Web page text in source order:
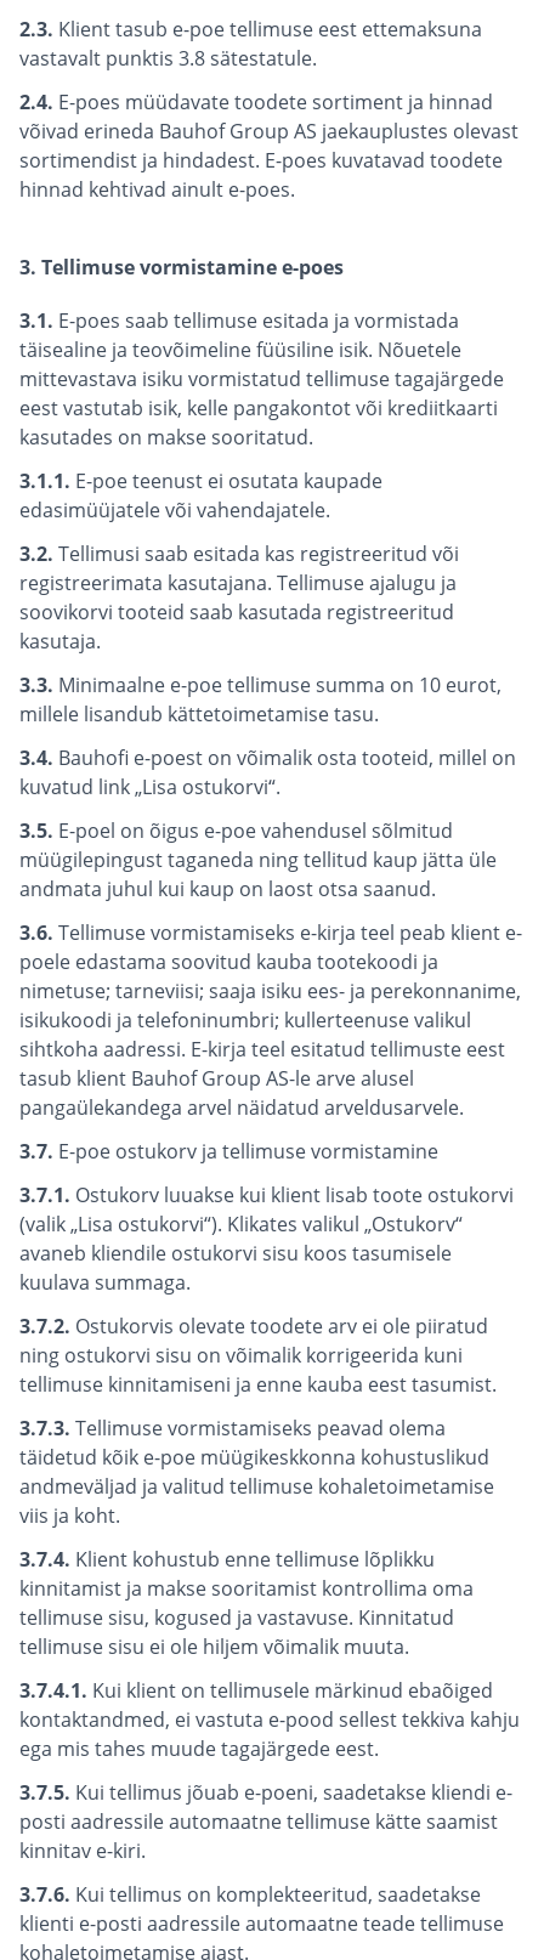
2.3. Klient tasub e-poe tellimuse eest ettemaksuna
vastavalt punktis 3.8 sätestatule.
2.4. E-poes müüdavate toodete sortiment ja hinnad
võivad erineda Bauhof Group AS jaekauplustes olevast
sortimendist ja hindadest. E-poes kuvatavad toodete
hinnad kehtivad ainult e-poes.
3. Tellimuse vormistamine e-poes
3.1. E-poes saab tellimuse esitada ja vormistada
täisealine ja teovõimeline füüsiline isik. Nõuetele
mittevastava isiku vormistatud tellimuse tagajärgede
eest vastutab isik, kelle pangakontot või krediitkaarti
kasutades on makse sooritatud.
3.1.1. E-poe teenust ei osutata kaupade
edasimüüjatele või vahendajatele.
3.2. Tellimusi saab esitada kas registreeritud või
registreerimata kasutajana. Tellimuse ajalugu ja
soovikorvi tooteid saab kasutada registreeritud
kasutaja.
3.3. Minimaalne e-poe tellimuse summa on 10 eurot,
millele lisandub kättetoimetamise tasu.
3.4. Bauhofi e-poest on võimalik osta tooteid, millel on
kuvatud link „Lisa ostukorvi“.
3.5. E-poel on õigus e-poe vahendusel sõlmitud
müügilepingust taganeda ning tellitud kaup jätta üle
andmata juhul kui kaup on laost otsa saanud.
3.6. Tellimuse vormistamiseks e-kirja teel peab klient e-
poele edastama soovitud kauba tootekoodi ja
nimetuse; tarneviisi; saaja isiku ees- ja perekonnanime,
isikukoodi ja telefoninumbri; kullerteenuse valikul
sihtkoha aadressi. E-kirja teel esitatud tellimuste eest
tasub klient Bauhof Group AS-le arve alusel
pangaülekandega arvel näidatud arveldusarvele.
3.7. E-poe ostukorv ja tellimuse vormistamine
3.7.1. Ostukorv luuakse kui klient lisab toote ostukorvi
(valik „Lisa ostukorvi“). Klikates valikul „Ostukorv“
avaneb kliendile ostukorvi sisu koos tasumisele
kuulava summaga.
3.7.2. Ostukorvis olevate toodete arv ei ole piiratud
ning ostukorvi sisu on võimalik korrigeerida kuni
tellimuse kinnitamiseni ja enne kauba eest tasumist.
3.7.3. Tellimuse vormistamiseks peavad olema
täidetud kõik e-poe müügikeskkonna kohustuslikud
andmeväljad ja valitud tellimuse kohaletoimetamise
viis ja koht.
3.7.4. Klient kohustub enne tellimuse lõplikku
kinnitamist ja makse sooritamist kontrollima oma
tellimuse sisu, kogused ja vastavuse. Kinnitatud
tellimuse sisu ei ole hiljem võimalik muuta.
3.7.4.1. Kui klient on tellimusele märkinud ebaõiged
kontaktandmed, ei vastuta e-pood sellest tekkiva kahju
ega mis tahes muude tagajärgede eest.
3.7.5. Kui tellimus jõuab e-poeni, saadetakse kliendi e-
posti aadressile automaatne tellimuse kätte saamist
kinnitav e-kiri.
3.7.6. Kui tellimus on komplekteeritud, saadetakse
klienti e-posti aadressile automaatne teade tellimuse
kohaletoimetamise ajast.